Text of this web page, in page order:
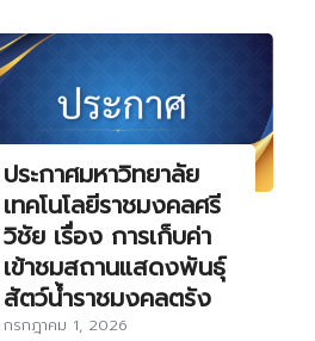
ประกาศมหาวิทยาลัย
เทคโนโลยีราชมงคลศรี
วิชัย เรื่อง การเก็บค่า
เข้าชมสถานแสดงพันธุ์
สัตว์น้ำราชมงคลตรัง
กรกฎาคม 1, 2026